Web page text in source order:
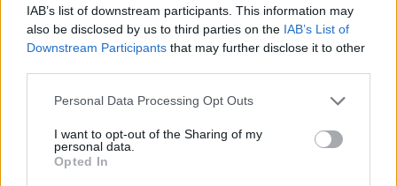
IAB’s list of downstream participants. This information may
also be disclosed by us to third parties on the IAB’s List of
Downstream Participants that may further disclose it to other
Personal Data Processing Opt Outs
I want to opt-out of the Sharing of my
personal data.
Opted In
Światowe Forum Ekonomiczne w Davos, upływa w tym
roku pod hasłem „Współpraca w podzielonym świecie”.